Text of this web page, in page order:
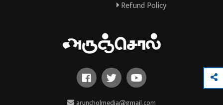
Refund Policy
aruncholmedia@gmail.com